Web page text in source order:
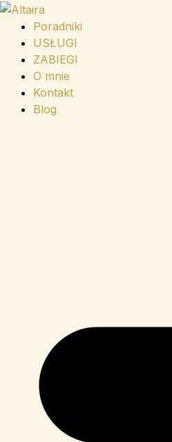
Przejdź
treści
Poradniki
USŁUGI
ZABIEGI
O mnie
Kontakt
Blog